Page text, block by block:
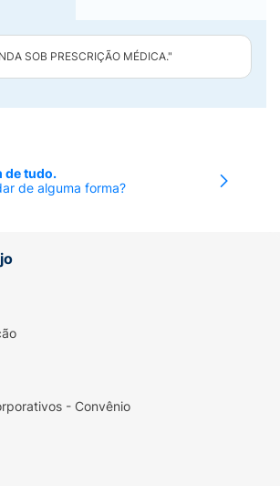
SOB PRESCRIÇÃO MÉDICA."
de tudo.
de alguma forma?
- Convênio